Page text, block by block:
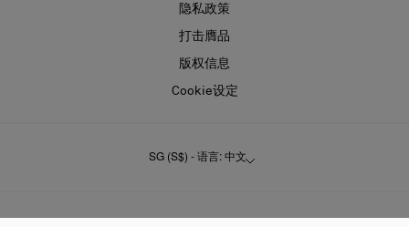
隐私政策
打击膺品
版权信息
Cookie设定
SG (S$) - 语言: 中文